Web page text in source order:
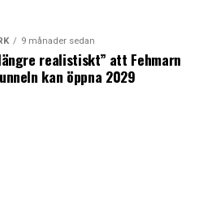
9 månader sedan
realistiskt” att Fehmarn
kan öppna 2029